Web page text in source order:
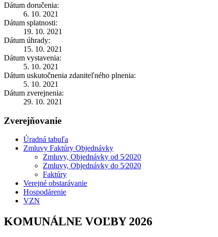
Dátum doručenia:
6. 10. 2021
Dátum splatnosti:
19. 10. 2021
Dátum úhrady:
15. 10. 2021
Dátum vystavenia:
5. 10. 2021
Dátum uskutočnenia zdaniteľného plnenia:
5. 10. 2021
Dátum zverejnenia:
29. 10. 2021
Zverejňovanie
Úradná tabuľa
Zmluvy Faktúry Objednávky
Zmluvy, Objednávky od 5⁄2020
Zmluvy, Objednávky do 5⁄2020
Faktúry
Verejné obstarávanie
Hospodárenie
VZN
KOMUNÁLNE VOĽBY 2026